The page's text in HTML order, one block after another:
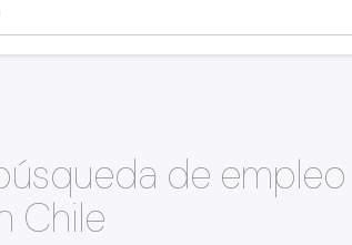
de
Chile